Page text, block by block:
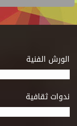
الورش الفنية
ندوات ثقافية